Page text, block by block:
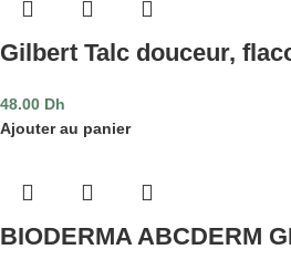
Gilbert Talc douceur,
48.00 Dh
Ajouter au panier
BIODERMA ABCDERM